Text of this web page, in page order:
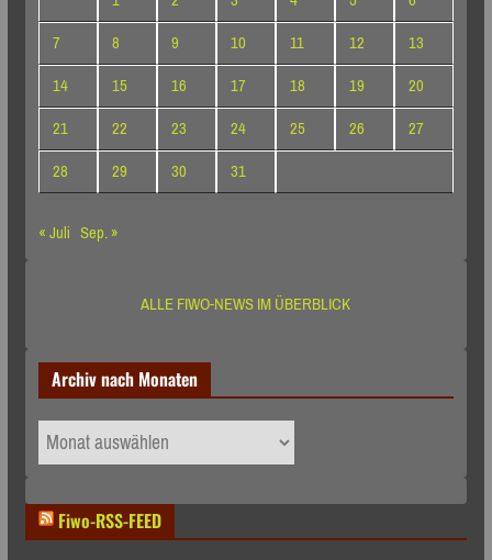
7
8 9 10 11 12
13
14
15 16 17 18 19
20
21
22 23 24 25 26
27
28
29 30
31
« Juli Sep. »
ALLE FIWO-NEWS IM ÜBERBLICK
Archiv nach Monaten
Archiv
nach
Fiwo-RSS-FEED